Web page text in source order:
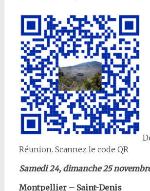
Réunion. Scannez le code QR
Samedi 24, dimanche 25
Montpellier – Saint-Denis